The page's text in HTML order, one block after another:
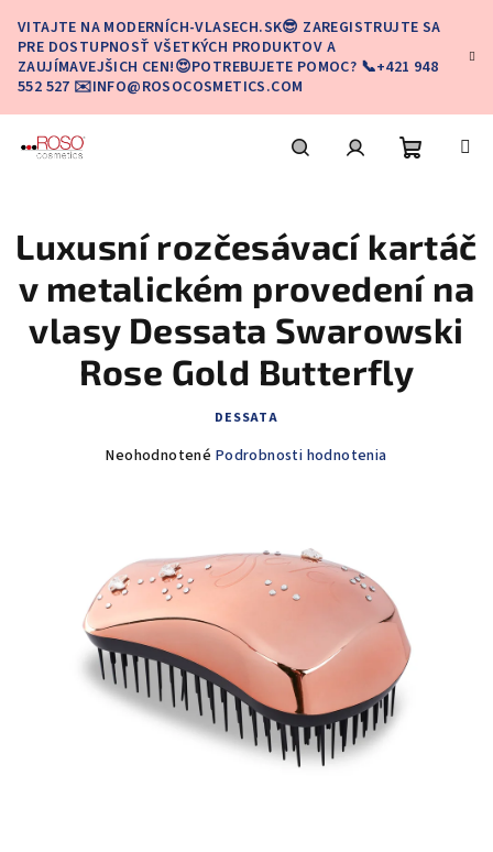
obsah
VITAJTE NA MODERNÍCH-VLASECH.SK😎 ZAREGISTRUJTE SA
PRE DOSTUPNOSŤ VŠETKÝCH PRODUKTOV A
ZAUJÍMAVEJŠICH CEN!😍POTREBUJETE POMOC? 📞+421 948
552 527 ✉️INFO@ROSOCOSMETICS.COM
košík
Luxusní rozčesávací kartáč
v metalickém provedení na
vlasy Dessata Swarowski
Rose Gold Butterfly
DESSATA
Priemerné
5
hviezdičiek.
Neohodnotené Podrobnosti hodnotenia